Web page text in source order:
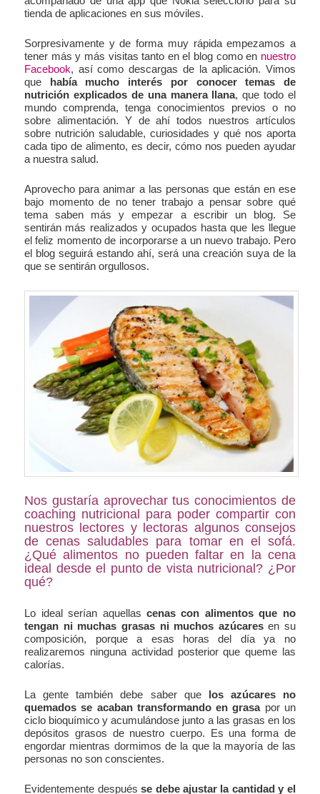
tienda de aplicaciones en sus móviles.
Sorpresivamente y de forma muy rápida empezamos a
tener más y más visitas tanto en el blog como en nuestro
Facebook, así como descargas de la aplicación. Vimos
que había mucho interés por conocer temas de
nutrición explicados de una manera llana, que todo el
mundo comprenda, tenga conocimientos previos o no
sobre alimentación. Y de ahí todos nuestros artículos
sobre nutrición saludable, curiosidades y qué nos aporta
cada tipo de alimento, es decir, cómo nos pueden ayudar
a nuestra salud.
Aprovecho para animar a las personas que están en ese
bajo momento de no tener trabajo a pensar sobre qué
tema saben más y empezar a escribir un blog. Se
sentirán más realizados y ocupados hasta que les llegue
el feliz momento de incorporarse a un nuevo trabajo. Pero
el blog seguirá estando ahí, será una creación suya de la
que se sentirán orgullosos.
Nos gustaría aprovechar tus conocimientos de
coaching nutricional para poder compartir con
nuestros lectores y lectoras algunos consejos
de cenas saludables para tomar en el sofá.
¿Qué alimentos no pueden faltar en la cena
ideal desde el punto de vista nutricional? ¿Por
qué?
Lo ideal serían aquellas cenas con alimentos que no
tengan ni muchas grasas ni muchos azúcaresen su
composición, porque a esas horas del día ya no
realizaremos ninguna actividad posterior que queme las
calorías.
La gente también debe saber que los azúcares no
quemados se acaban transformando en grasapor un
ciclo bioquímico y acumulándose junto a las grasas en los
depósitos grasos de nuestro cuerpo. Es una forma de
engordar mientras dormimos de la que la mayoría de las
personas no son conscientes.
Evidentemente despuésse debe ajustar la cantidad y el